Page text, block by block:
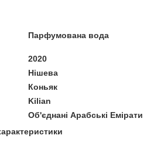
Парфумована вода
2020
Нішева
Коньяк
Kilian
Об'єднані Арабські Емірати